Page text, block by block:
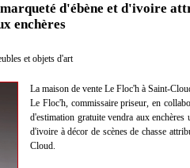
d'ébène et d'ivoire
enchères
et objets d'art
La maison de vente Le Floc'h à Saint-
Le Floc'h, commissaire priseur, en
d'estimation gratuite vendra aux enchères
d'ivoire à décor de scènes de chasse
Cloud.